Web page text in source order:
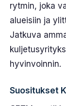
rytmin, joka
alueisiin ja
Jatkuva
hyvinvoinnin.
Suositukset